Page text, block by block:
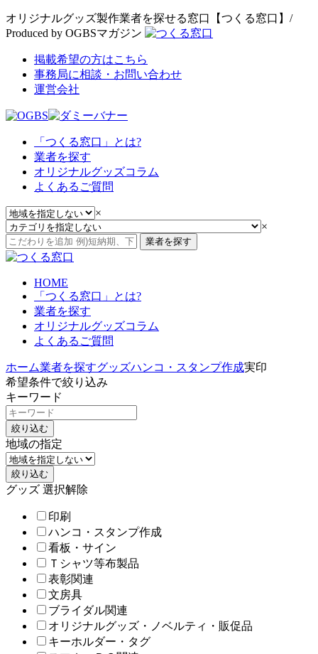
オリジナルグッズ製作業者を探せる窓口【つくる窓口】/
Produced by OGBSマガジン
掲載希望の方はこちら
事務局に相談・お問い合わせ
運営会社
「つくる窓口」とは?
業者を探す
オリジナルグッズコラム
よくあるご質問
×
×
業者を探す
HOME
「つくる窓口」とは?
業者を探す
オリジナルグッズコラム
よくあるご質問
ホーム業者を探すグッズハンコ・スタンプ作成実印
希望条件で絞り込み
キーワード
絞り込む
地域の指定
絞り込む
グッズ 選択解除
印刷
ハンコ・スタンプ作成
看板・サイン
Ｔシャツ等布製品
表彰関連
文房具
ブライダル関連
オリジナルグッズ・ノベルティ・販促品
キーホルダー・タグ